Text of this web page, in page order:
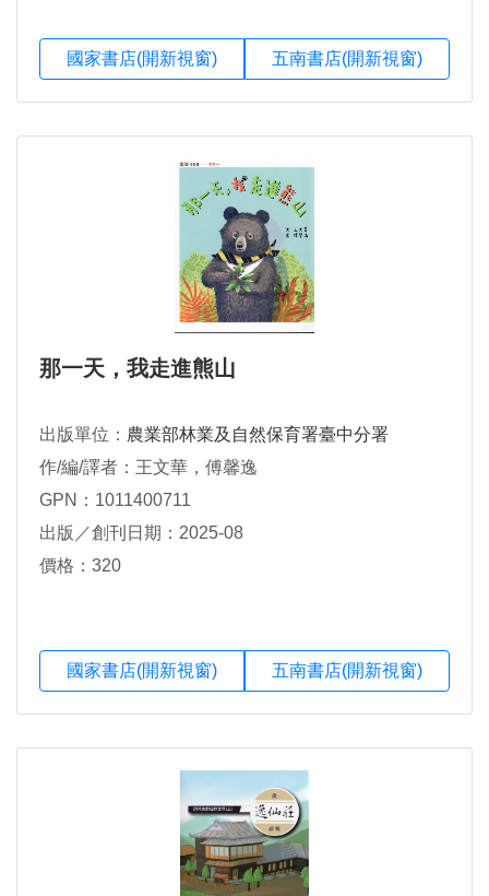
國家書店(開新視窗) 五南書店(開新視窗)
那一天，我走進熊山
出版單位： 農業部林業及自然保育署臺中分署
作/編/譯者：王文華，傅馨逸
GPN：1011400711
出版／創刊日期：2025-08
價格：320
國家書店(開新視窗) 五南書店(開新視窗)